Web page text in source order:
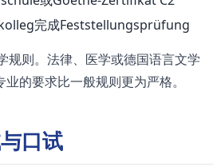
完成Feststellungsprüfung
规则。法律、医学或德国语言文学
的要求比一般规则更为严格。
口试